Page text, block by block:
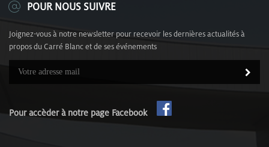
POUR NOUS SUIVRE
Joignez-vous à notre newsletter pour recevoir les dernières actualités à
propos du Carré Blanc et de ses événements
Pour accèder à notre page Facebook